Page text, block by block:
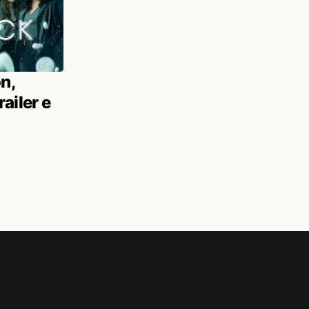
e